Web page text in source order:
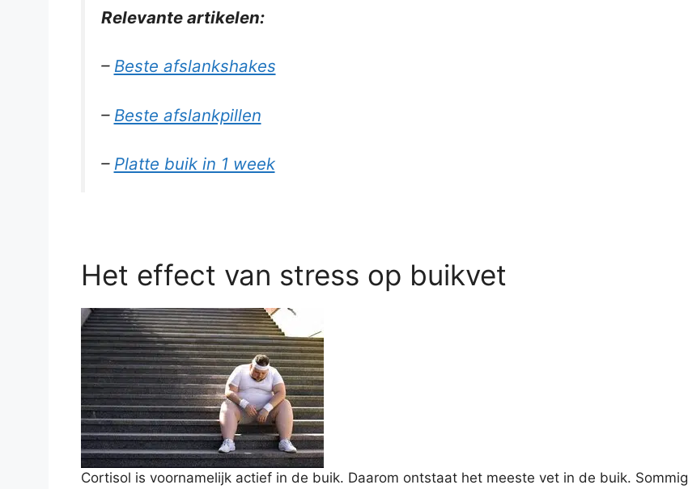
Relevante artikelen:
– Beste afslankshakes
– Beste afslankpillen
– Platte buik in 1 week
Het effect van stress op buikvet
Cortisol is voornamelijk actief in de buik. Daarom ontstaat het meeste vet in de buik. Sommig